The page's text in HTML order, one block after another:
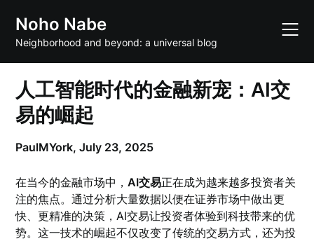
content
Noho Nabe
Neighborhood and beyond: a universal blog
人工智能时代的金融新宠：AI交
易的崛起
PaulMYork,July 23, 2025
在当今的金融市场中，AI交易正在成为越来越多投资者关
注的焦点。通过分析大量数据以便在证券市场中做出更
快、更精准的决策，AI交易让投资者体验到科技带来的优
势。这一技术的崛起不仅改变了传统的交易方式，还为投